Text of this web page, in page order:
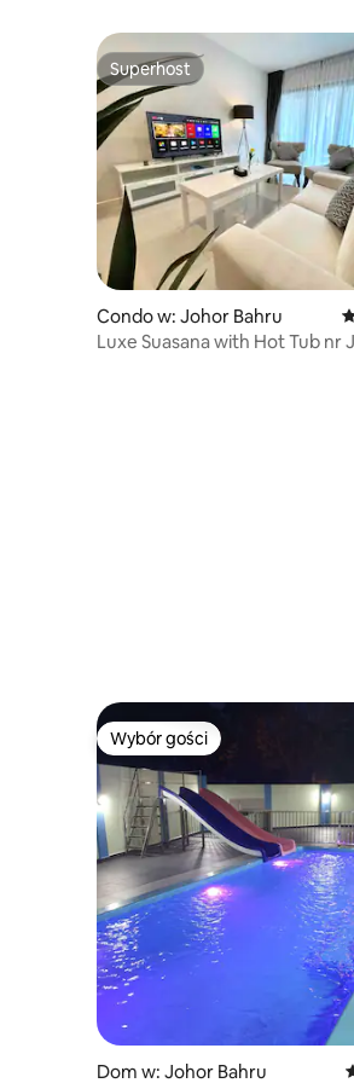
Superhost
Superhost
Condo w: Johor Bahru
Luxe Suasana with Hot Tub nr
Wybór gości
Wybór gości
Dom w: Johor Bahru